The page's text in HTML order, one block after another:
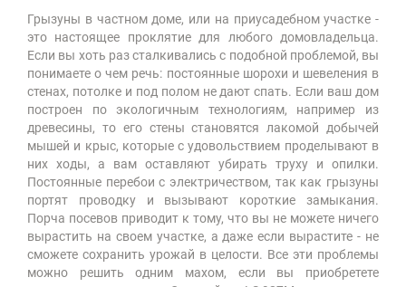
Грызуны в частном доме, или на приусадебном участке -
это настоящее проклятие для любого домовладельца.
Если вы хоть раз сталкивались с подобной проблемой, вы
понимаете о чем речь: постоянные шорохи и шевеления в
стенах, потолке и под полом не дают спать. Если ваш дом
построен по экологичным технологиям, например из
древесины, то его стены становятся лакомой добычей
мышей и крыс, которые с удовольствием проделывают в
них ходы, а вам оставляют убирать труху и опилки.
Постоянные перебои с электричеством, так как грызуны
портят проводку и вызывают короткие замыкания.
Порча посевов приводит к тому, что вы не можете ничего
вырастить на своем участке, а даже если вырастите - не
сможете сохранить урожай в целости. Все эти проблемы
можно решить одним махом, если вы приобретете